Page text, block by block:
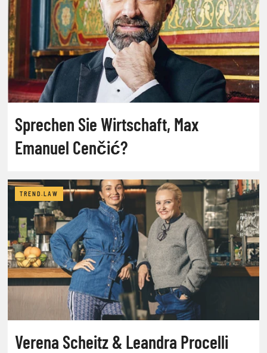
Sprechen Sie Wirtschaft, Max
Emanuel Cenčić?
TREND.LAW
Verena Scheitz & Leandra Procelli